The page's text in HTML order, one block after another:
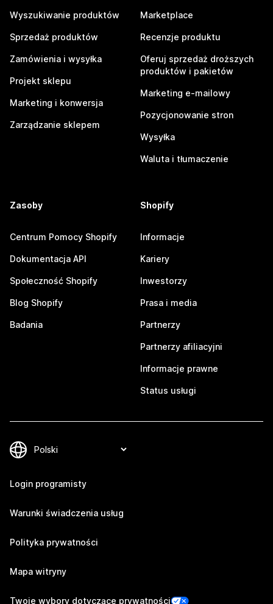
Wyszukiwanie produktów
Sprzedaż produktów
Zamówienia i wysyłka
Projekt sklepu
Marketing i konwersja
Zarządzanie sklepem
Marketplace
Recenzje produktu
Oferuj sprzedaż droższych
produktów i pakietów
Marketing e-mailowy
Pozycjonowanie stron
Wysyłka
Waluta i tłumaczenie
Zasoby
Centrum Pomocy Shopify
Dokumentacja API
Społeczność Shopify
Blog Shopify
Badania
Shopify
Informacje
Kariery
Inwestorzy
Prasa i media
Partnerzy
Partnerzy afiliacyjni
Informacje prawne
Status usługi
Login programisty
Warunki świadczenia usług
Polityka prywatności
Mapa witryny
Twoje wybory dotyczące prywatności